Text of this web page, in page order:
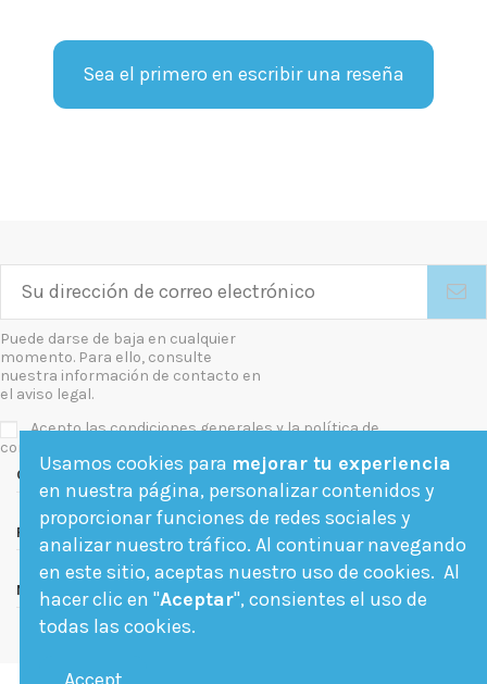
Sea el primero en escribir una reseña
Puede darse de baja en cualquier
momento. Para ello, consulte
nuestra información de contacto en
el aviso legal.
Acepto las condiciones generales y la política de
confidencialidad
Contact us
Follow us
Newsletter
Usamos cookies para mejorar tu experiencia
en nuestra página, personalizar contenidos y
proporcionar funciones de redes sociales y
analizar nuestro tráfico. Al continuar navegando
en este sitio, aceptas nuestro uso de cookies. Al
hacer clic en "Aceptar", consientes el uso de
todas las cookies.